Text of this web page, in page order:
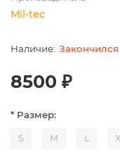
Mil-tec
Закончился
8500 ₽
* Размер:
S M L